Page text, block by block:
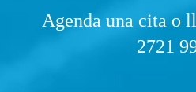
Agenda una cita o
2721